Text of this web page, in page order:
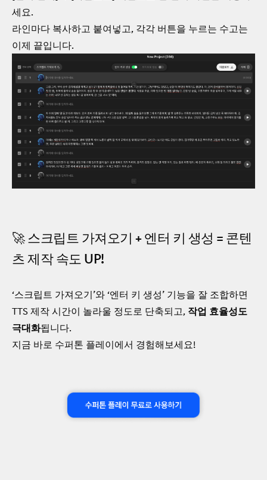
세요.
라인마다 복사하고 붙여넣고, 각각 버튼을 누르는 수고는
이제 끝입니다.
🚀 스크립트 가져오기 + 엔터 키 생성 = 콘텐
츠 제작 속도 UP!
‘스크립트 가져오기’와 ‘엔터 키 생성’ 기능을 잘 조합하면
TTS 제작 시간이 놀라울 정도로 단축되고, 작업 효율성도
극대화됩니다.
지금 바로 수퍼톤 플레이에서 경험해보세요!